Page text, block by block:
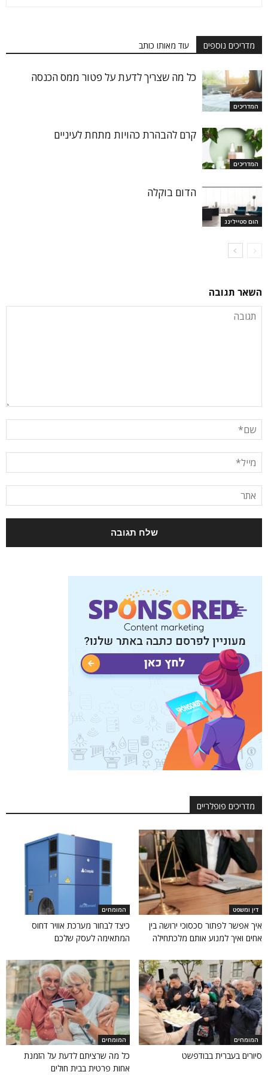
מדריכים נוספים עוד מאותו כותב
המדריכים
כל מה שצריך לדעת על פטור ממס הכנסה
המדריכים
קרם להבהרת כהויות מתחת לעיניים
הום סטיילינג
הדום בוקלה
השאר תגובה
מדריכים פופלריים
דין ומשפט
איך אפשר לפתור סכסוכי ירושה בין
אחים ואיך למנוע אותם מלכתחילה
המומחים
כיצד לבחור מערכת אוויר דחוס
המתאימה לעסק שלכם
המומחים
סיורים בעברית בבודפשט
המומחים
כל מה שרציתם לדעת על הזמנת
אחות פרטית בבית חולים